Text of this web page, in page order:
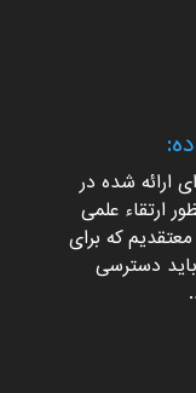
ارائه شده در
ارتقاء علمی
که برای
دسترسی